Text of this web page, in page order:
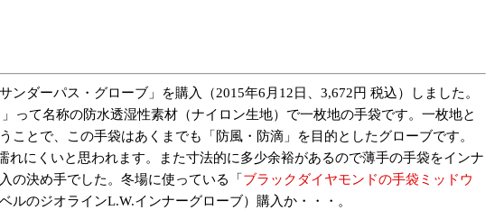
ダーパス・グローブ」を購入（2015年6月12日、3,672円 税込）しました。
って名称の防水透湿性素材（ナイロン生地）で一枚地の手袋です。一枚地と
とで、この手袋はあくまでも「防風・防滴」を目的としたグローブです。
にくいと思われます。また寸法的に多少余裕があるので薄手の手袋をインナ
の決め手でした。冬場に使っている「 ブラックダイヤモンドの手袋ミッドウ
のジオラインL.W.インナーグローブ）購入か・・・。